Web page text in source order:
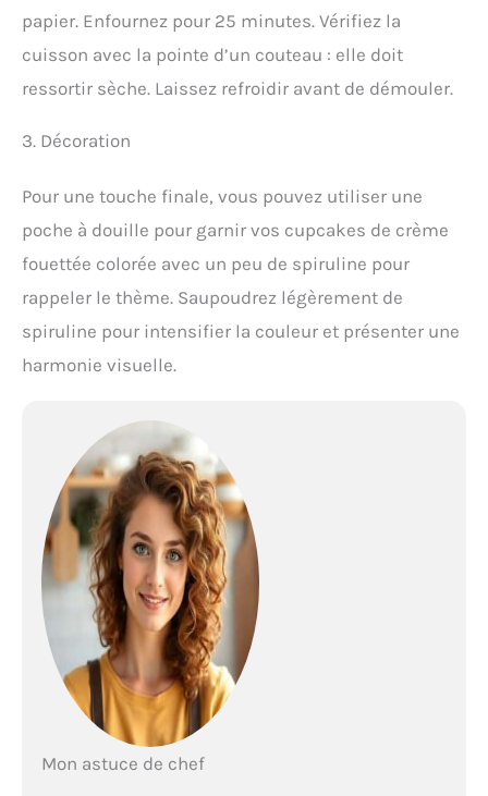
papier. Enfournez pour 25 minutes. Vérifiez la
cuisson avec la pointe d’un couteau : elle doit
ressortir sèche. Laissez refroidir avant de démouler.
3. Décoration
Pour une touche finale, vous pouvez utiliser une
poche à douille pour garnir vos cupcakes de crème
fouettée colorée avec un peu de spiruline pour
rappeler le thème. Saupoudrez légèrement de
spiruline pour intensifier la couleur et présenter une
harmonie visuelle.
Mon astuce de chef